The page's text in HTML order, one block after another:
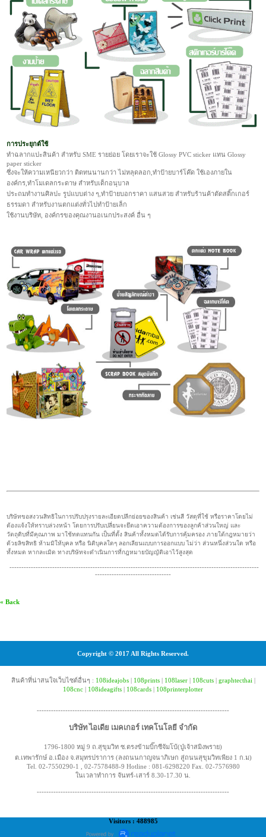
การประยุกต์ใช้
ทำฉลากแปะสินค้า สำหรับ SME รายย่อย โดยเราจะใช้ Glossy PVC sticker แทน Glossy
paper sticker
ซึ่งจะให้ความเหนียวกว่า ติดทนนานกว่า ไม่หลุดลอก,ทำป้ายบาร์โค๊ด ใช้เองภายใน
องค์กร,ทำโมเดลกระดาษ สำหรับเด็กอนุบาล
ประถมทำงานศิลปะ รูปแบบต่าง ๆ,ทำป้ายบอกราคา แสนสวย สำหรับร้านค้าตัดสติ๊กเกอร์
ธรรมดา สำหรับงานตกแต่งทั่วไปทำป้ายเล็ก
ใช้งานบริษัท, องค์กรของคุณงานอเนกประสงค์ อื่น ๆ
บริษัทขอสงวนสิทธิในการปรับปรุงรายละเอียดปลีกย่อยของสินค้า เช่นสี วัสดุที่ใช้ หรือราคาโดยไม่
ต้องแจ้งให้ทราบล่วงหน้า โดยการปรับเปลี่ยนจะยึดเอาความต้องการของลูกค้าส่วนใหญ่ และ
วัตถุดิบที่มีคุณภาพ มาใช้ทดแทนกัน เป็นที่ตั้ง สินค้าทั้งหมดได้รับการคุ้มครอง ภายใต้กฎหมายว่า
ด้วยลิขสิทธิ ห้ามมิให้บุคล หรือ นิติบุคลใดๆ ลอกเลียนแบบการออกแบบ ไม่ว่า ส่วนหนึ่งส่วนใด หรือ
ทั้งหมด หากละเมิด ทางบริษัทจะดำเนินการที่กฎหมายบัญญัติเอาไว้สูงสุด
---------------------------------------------------------------------------------------------------------
--------------------------------
« Back
Copyright © 2017 All Rights Reserved.
สินค้าที่น่าสนใจเว็บไซต์อื่นๆ : 108ideajobs| 108prints| 108laser| 108cuts| graphtecthai
108cnc
108ideagifts 108cards 108printerplotter
---------------------------------------------------------------------------------
บริษัท ไอเดีย เมคเกอร์ เทคโนโลยี จำกัด
1796-1800 หมู่ 9 ถ.สุขุมวิท ซ.ตรงข้ามบิ๊กซีจัมโบ้(ปู่เจ้าสมิงพราย)
ต.เทพารักษ์ อ.เมือง จ.สมุทรปราการ (ลงถนนกาญจนาภิเษก สู่ถนนสุขุมวิทเพียง 1 ก.ม)
Tel. 02-7550290-1 , 02-7578488-9 Hotline : 081-6298220 Fax. 02-7576980
ในเวลาทำการ จันทร์-เสาร์ 8.30-17.30 น.
---------------------------------------------------------------------------------
Visitors : 488985